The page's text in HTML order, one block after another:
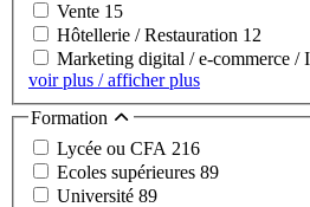
Vente 15
Hôtellerie / Restauration 12
Marketing digital / e-commerce /
voir plus / afficher plus
Formation
Lycée ou CFA 216
Ecoles supérieures 89
Université 89